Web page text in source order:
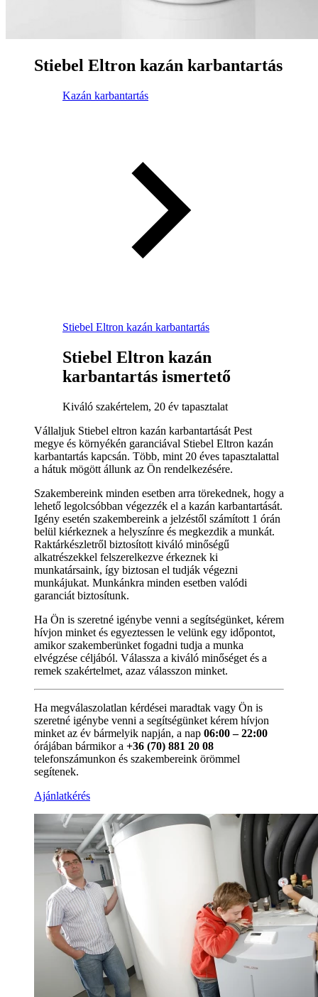
Stiebel Eltron kazán karbantartás
Kazán karbantartás
Stiebel Eltron kazán karbantartás
Stiebel Eltron kazán
karbantartás ismertető
Kiváló szakértelem, 20 év tapasztalat
Vállaljuk Stiebel eltron kazán karbantartását Pest
megye és környékén garanciával Stiebel Eltron kazán
karbantartás kapcsán. Több, mint 20 éves tapasztalattal
a hátuk mögött állunk az Ön rendelkezésére.
Szakembereink minden esetben arra törekednek, hogy a
lehető legolcsóbban végezzék el a kazán karbantartását.
Igény esetén szakembereink a jelzéstől számított 1 órán
belül kiérkeznek a helyszínre és megkezdik a munkát.
Raktárkészletről biztosított kiváló minőségű
alkatrészekkel felszerelkezve érkeznek ki
munkatársaink, így biztosan el tudják végezni
munkájukat. Munkánkra minden esetben valódi
garanciát biztosítunk.
Ha Ön is szeretné igénybe venni a segítségünket, kérem
hívjon minket és egyeztessen le velünk egy időpontot,
amikor szakemberünket fogadni tudja a munka
elvégzése céljából. Válassza a kiváló minőséget és a
remek szakértelmet, azaz válasszon minket.
Ha megválaszolatlan kérdései maradtak vagy Ön is
szeretné igénybe venni a segítségünket kérem hívjon
minket az év bármelyik napján, a nap 06:00 – 22:00
órájában bármikor a +36 (70) 881 20 08
telefonszámunkon és szakembereink örömmel
segítenek.
Ajánlatkérés